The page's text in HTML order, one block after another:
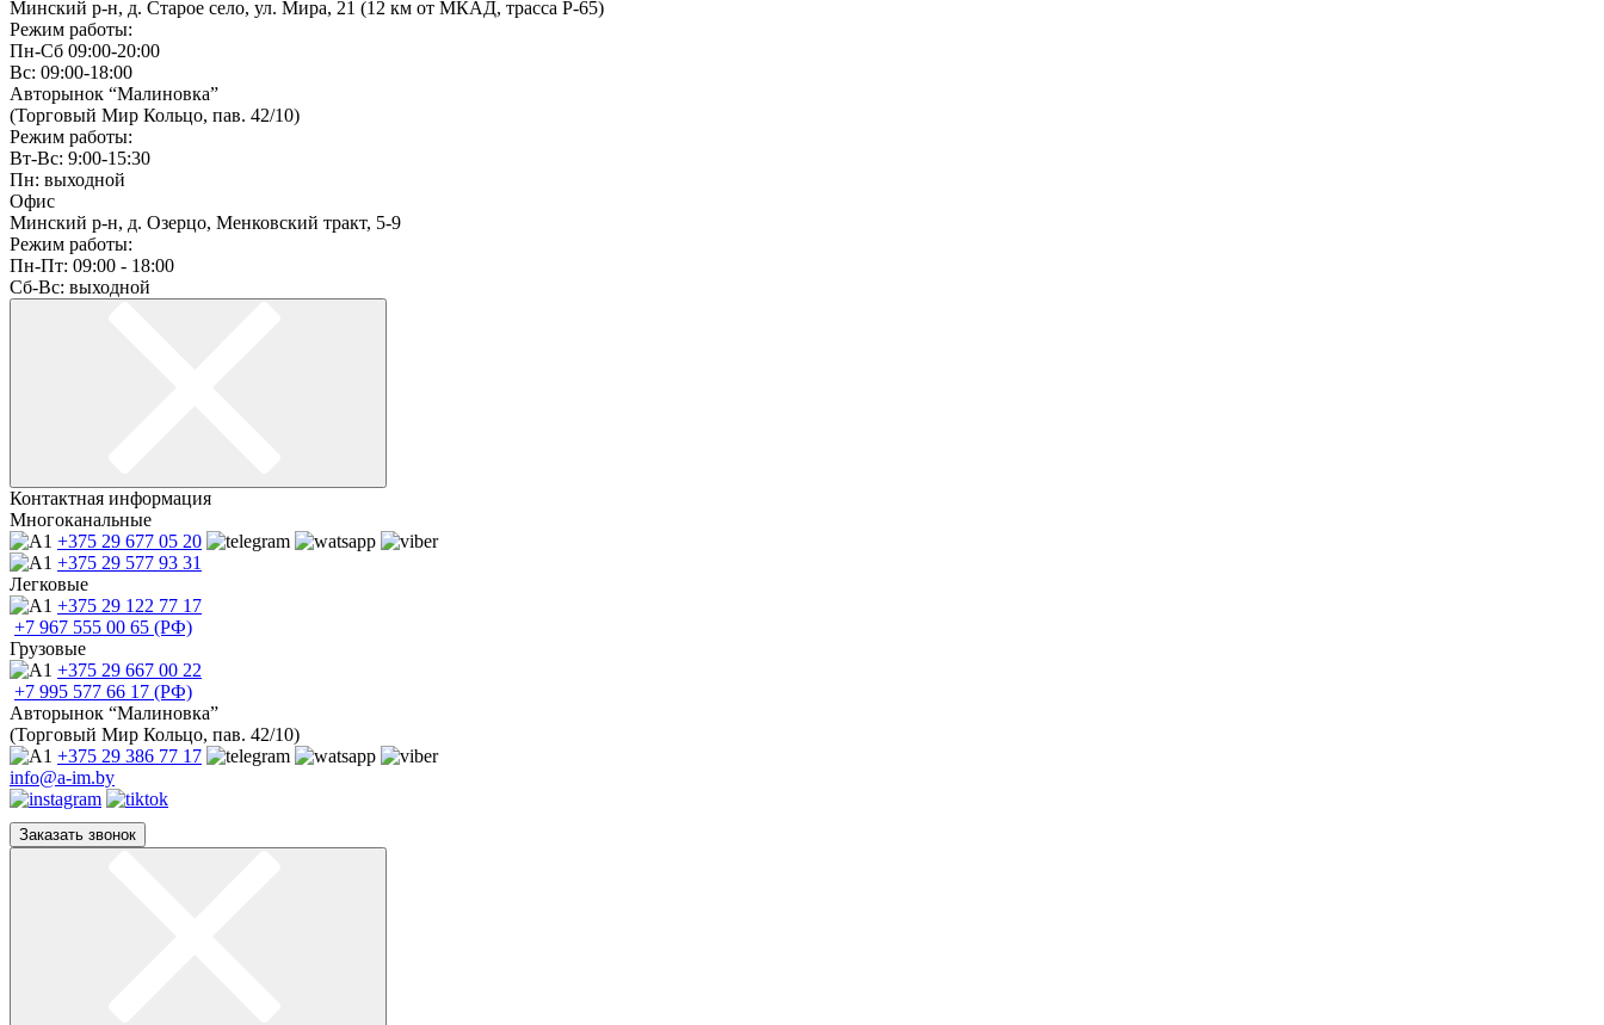
Минский р-н, д. Старое село, ул. Мира, 21 (12 км от МКАД, трасса P-65)
Режим работы:
Пн-Сб 09:00-20:00
Вс: 09:00-18:00
Авторынок “Малиновка”
(Торговый Мир Кольцо, пав. 42/10)
Режим работы:
Вт-Вс: 9:00-15:30
Пн: выходной
Офис
Минский р-н, д. Озерцо, Менковский тракт, 5-9
Режим работы:
Пн-Пт: 09:00 - 18:00
Сб-Вс: выходной
Контактная информация
Многоканальные
+375 29 677 05 20
+375 29 577 93 31
Легковые
+375 29 122 77 17
+7 967 555 00 65 (РФ)
Грузовые
+375 29 667 00 22
+7 995 577 66 17 (РФ)
Авторынок “Малиновка”
(Торговый Мир Кольцо, пав. 42/10)
+375 29 386 77 17
info@a-im.by
Заказать звонок